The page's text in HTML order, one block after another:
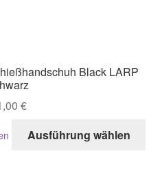
Black LARP
€
Ausführung wählen